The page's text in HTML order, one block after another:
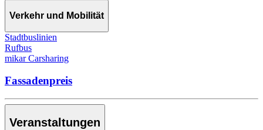
Verkehr und Mobilität
Stadtbuslinien
Rufbus
mikar Carsharing
Fassadenpreis
Veranstaltungen